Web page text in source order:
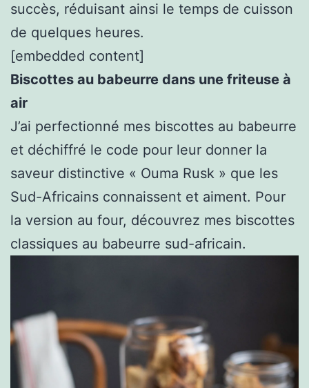
succès, réduisant ainsi le temps de cuisson
de quelques heures.
[embedded content]
Biscottes au babeurre dans une friteuse à
air
J’ai perfectionné mes biscottes au babeurre
et déchiffré le code pour leur donner la
saveur distinctive « Ouma Rusk » que les
Sud-Africains connaissent et aiment. Pour
la version au four, découvrez mes biscottes
classiques au babeurre sud-africain.